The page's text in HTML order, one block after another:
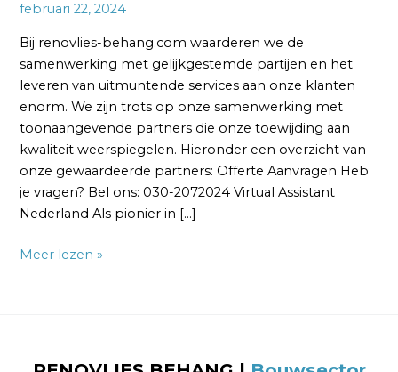
februari 22, 2024
Bij renovlies-behang.com waarderen we de
samenwerking met gelijkgestemde partijen en het
leveren van uitmuntende services aan onze klanten
enorm. We zijn trots op onze samenwerking met
toonaangevende partners die onze toewijding aan
kwaliteit weerspiegelen. Hieronder een overzicht van
onze gewaardeerde partners: Offerte Aanvragen Heb
je vragen? Bel ons: 030-2072024 Virtual Assistant
Nederland Als pionier in […]
Meer lezen »